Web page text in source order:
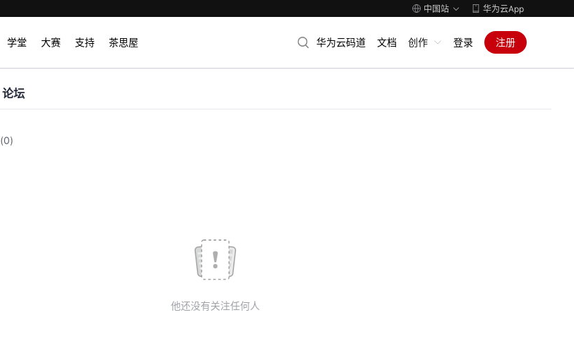
中国站 华为云App
学堂 大赛 支持 茶思屋 华为云码道 文档 创作 登录 注册
论坛
(0)
他还没有关注任何人